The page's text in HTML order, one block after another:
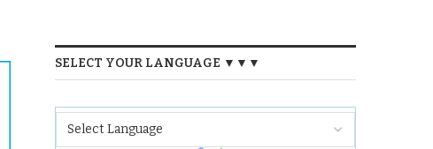
SELECT YOUR LANGUAGE ▼▼▼